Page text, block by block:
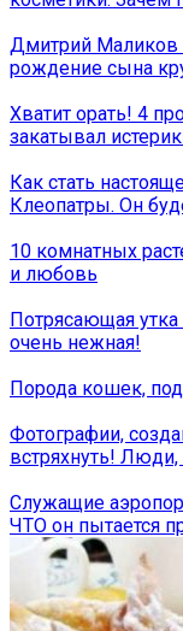
Дмитрий Маликов
рождение сына
Хватит орать! 4
закатывал
Как стать
Клеопатры. Он
10 комнатных
и любовь
Потрясающая
очень нежная!
Порода кошек,
Фотографии,
встряхнуть!
Служащие
ЧТО он пытается